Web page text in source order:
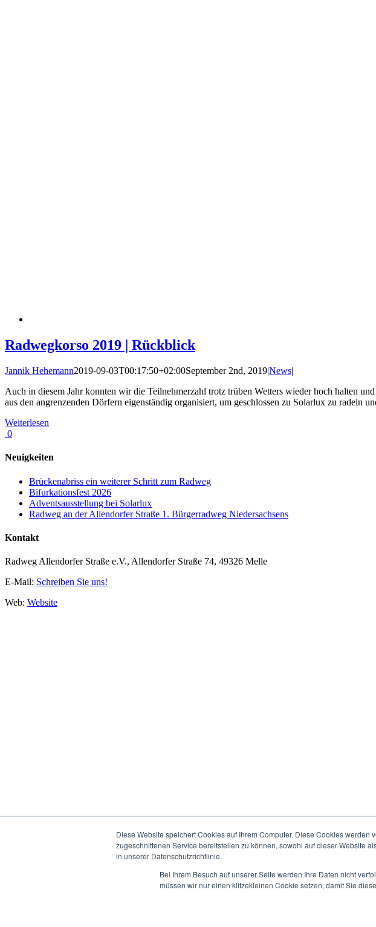
Diese Website speichert Cookies auf Ihrem Computer. Diese Cookies
zugeschnittenen Service bereitstellen zu können, sowohl auf dieser Website
in unserer Datenschutzrichtlinie.
Bei Ihrem Besuch auf unserer Seite werden Ihre Daten nicht
müssen wir nur einen klitzekleinen Cookie setzen, damit Sie
Radwegkorso 2019 | Rückblick
Jannik Hehemann2019-09-03T00:17:50+02:00September 2nd, 2019|News|
Auch in diesem Jahr konnten wir die Teilnehmerzahl trotz trüben Wetters wieder hoch halten
aus den angrenzenden Dörfern eigenständig organisiert, um geschlossen zu Solarlux zu radeln
Weiterlesen
0
Neuigkeiten
Brückenabriss ein weiterer Schritt zum Radweg
Bifurkationsfest 2026
Adventsausstellung bei Solarlux
Radweg an der Allendorfer Straße 1. Bürgerradweg Niedersachsens
Kontakt
Radweg Allendorfer Straße e.V., Allendorfer Straße 74, 49326 Melle
E-Mail: Schreiben Sie uns!
Web: Website